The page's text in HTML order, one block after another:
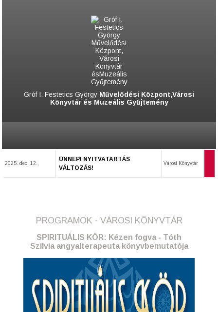
Gróf I. Festetics György Művelődési Központ,Városi
Könyvtár és Muzeális Gyűjtemény
2025. dec. 12.,
ÜNNEPI NYITVATARTÁS
VÁLTOZÁS!
Városi Könyvtár
PROGRAMOK - VÁROSI KÖNYVTÁR
SPIRITUÁLIS KÖR: Kézen fogva - Tóth
Szilvia angyalterapeuta könyvbemutatója